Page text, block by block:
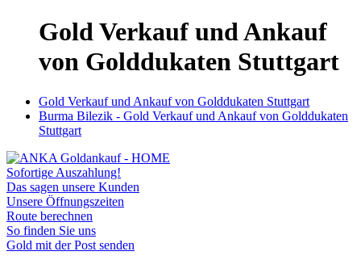
Gold Verkauf und Ankauf
von Golddukaten Stuttgart
Gold Verkauf und Ankauf von Golddukaten Stuttgart
Burma Bilezik - Gold Verkauf und Ankauf von Golddukaten
Stuttgart
Sofortige Auszahlung!
Das sagen unsere Kunden
Unsere Öffnungszeiten
Route berechnen
So finden Sie uns
Gold mit der Post senden